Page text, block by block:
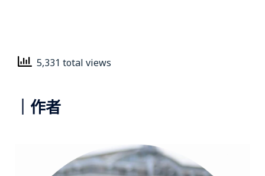
5,331 total views
｜作者